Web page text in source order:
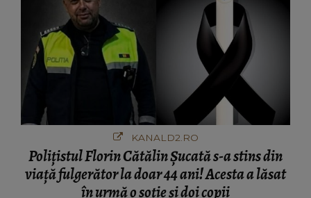
KANALD2.RO
Polițistul Florin Cătălin Șucată s-a stins din
viață fulgerător la doar 44 ani! Acesta a lăsat
în urmă o soție și doi copii